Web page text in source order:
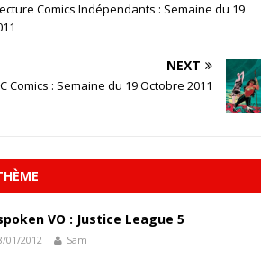
Comics Indépendants : Semaine du 19
NEXT
Comics : Semaine du 19 Octobre 2011
VO : Justice League 5
01/2012 Sam